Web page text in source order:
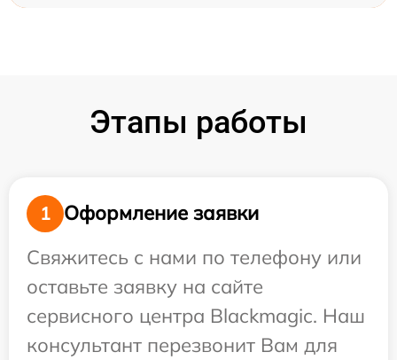
Этапы работы
1
Оформление заявки
Свяжитесь с нами по телефону или
оставьте заявку на сайте
сервисного центра Blackmagic. Наш
консультант перезвонит Вам для